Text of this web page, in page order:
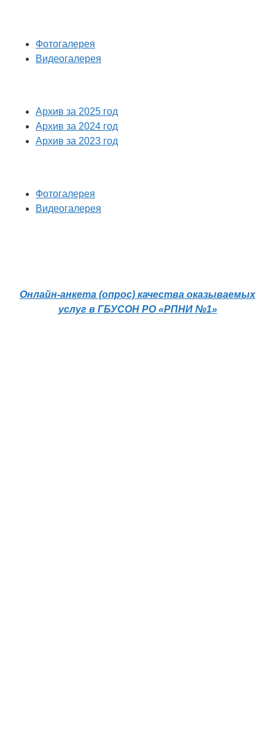
Фотогалерея
Видеогалерея
Архив за 2025 год
Архив за 2024 год
Архив за 2023 год
Фотогалерея
Видеогалерея
Онлайн-анкета (опрос) качества оказываемых
услуг в ГБУСОН РО «РПНИ №1»